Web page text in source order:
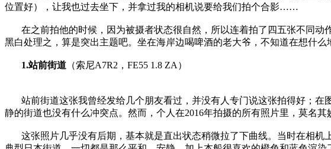
位置好），让我也过去坐下，并拿过我的相机说要给我们拍个合影……
在之前拍他的时候，因为被摄者状态很自然，所以连着拍了四五张不同
黑白处理之，算是突出主题吧。坐在海岸边喝啤酒的老大爷，不知道在想什么
1.站前街道 （索尼A7R2，FE55 1.8 ZA）
站前街道这张我曾经发给几个朋友看过，并没有人专门说这张拍得好；
静的街道也没有什么冲突点。然而，个人在2016年拍摄的所有照片里，莫名其
这张照片几乎没有后期，基本就是直出状态稍微拉了下曲线。当时在相